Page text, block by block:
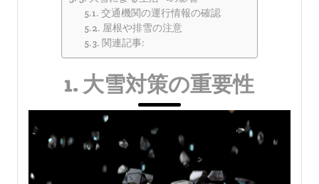
交通機関の運行情報の確認
屋根や排雪の注意
関連記事:
1. 大雪対策の重要性